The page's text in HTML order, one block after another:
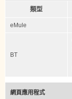
類型
eMule
BT
網頁應用程式